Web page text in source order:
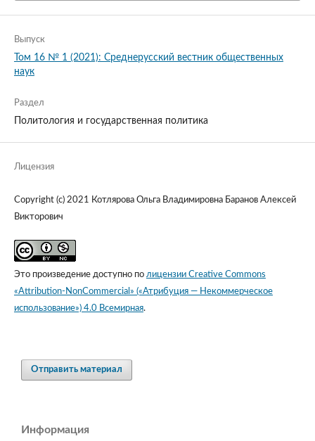
Выпуск
Том 16 № 1 (2021): Среднерусский вестник общественных
наук
Раздел
Политология и государственная политика
Лицензия
Copyright (c) 2021 Котлярова Ольга Владимировна Баранов Алексей
Викторович
Это произведение доступно по лицензии Creative Commons
«Attribution-NonCommercial» («Атрибуция — Некоммерческое
использование») 4.0 Всемирная.
Отправить материал
Информация